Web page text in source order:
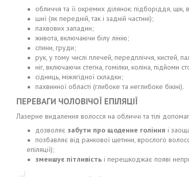
обличчя та її окремих ділянок: підборіддя,
шиї (як передній, так і задній частині);
пахвових западин;
живота, включаючи білу лінію;
спини, груди;
рук, у тому числі плечей, передпліччя, кистей,
ніг, включаючи стегна, гомілки, коліна, підйоми
сідниць, міжягідної складки;
пахвинної області (глибоке та неглибоке бікіні).
ПЕРЕВАГИ ЧОЛОВІЧОЇ ЕПІЛЯЦІЇ
Лазерне видалення волосся на обличчі та тілі
дозволяє забути про щоденне гоління і
позбавляє від ранкової щетини, врослого
епіляції);
зменшує пітливість і перешкоджає появі